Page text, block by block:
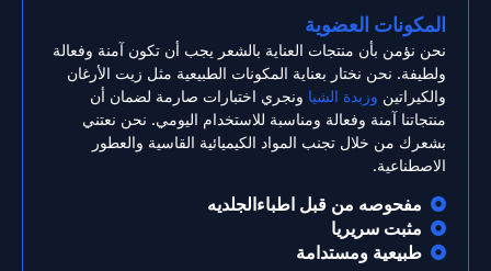
المكونات العضوية
نحن نؤمن بأن منتجات العناية بالشعر يجب أن تكون آمنة وفعالة
ولطيفة. نحن نختار بعناية المكونات الطبيعية مثل زيت الأرغان
والكيراتينوزبدة الشياونجري اختبارات صارمة لضمان أن
منتجاتنا آمنة وفعالة ومناسبة للاستخدام اليومي. نحن نعتني
بشعرك من خلال تجنب المواد الكيميائية القاسية والعطور
الاصطناعية.
مفحوصه من قبل اطباءالجلديه
مثبت سريريا
طبيعية ومستدامة